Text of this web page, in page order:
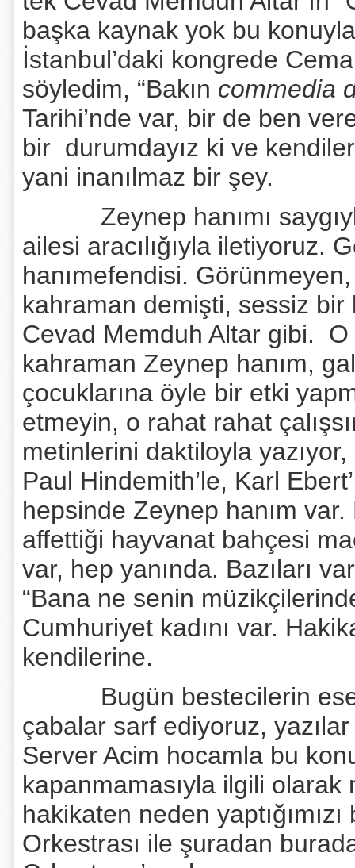
başka kaynak yok bu
İstanbul’daki kongrede
söyledim, “Bakın commedia
Tarihi’nde var, bir de ben
bir durumdayız ki ve
yani inanılmaz bir şey.
Zeynep hanımı saygıyla
ailesi aracılığıyla iletiyoruz.
hanımefendisi.
kahraman demişti, sessiz bir
Cevad Memduh Altar gibi.
kahraman Zeynep hanım,
çocuklarına öyle bir etki
etmeyin, o rahat rahat
metinlerini daktiloyla yazıyor,
Paul Hindemith’le, Karl
hepsinde Zeynep hanım
affettiği hayvanat bahçesi
var, hep yanında. Bazıları
“Bana ne senin
Cumhuriyet kadını var.
kendilerine.
Bugün bestecilerin
çabalar sarf ediyoruz,
Server Acim hocamla bu
kapanmamasıyla ilgili
hakikaten neden
Orkestrası ile şuradan